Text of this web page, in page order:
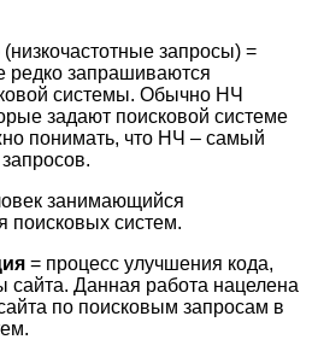
запросы) =
редко запрашиваются
системы. Обычно НЧ
задают поисковой системе
понимать, что НЧ – самый
занимающийся
поисковых систем.
= процесс улучшения кода,
сайта. Данная работа нацелена
по поисковым запросам в